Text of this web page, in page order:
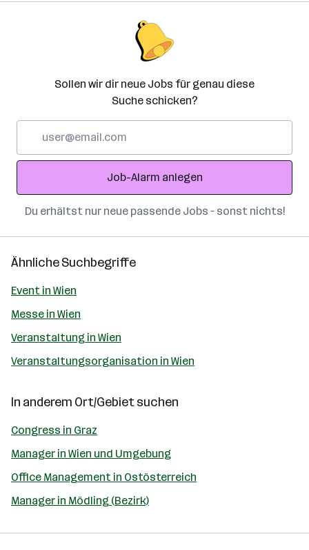
Sollen wir dir neue Jobs für genau diese
Suche schicken?
Adresse
Job-Alarm anlegen
Du erhältst nur neue passende Jobs – sonst nichts!
Ähnliche Suchbegriffe
Event in Wien
Messe in Wien
Veranstaltung in Wien
Veranstaltungsorganisation in Wien
In anderem Ort/Gebiet suchen
Congress in Graz
Manager in Wien und Umgebung
Office Management in Ostösterreich
Manager in Mödling (Bezirk)